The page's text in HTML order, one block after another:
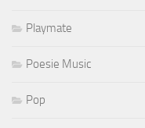
Playmate
Poesie Music
Pop